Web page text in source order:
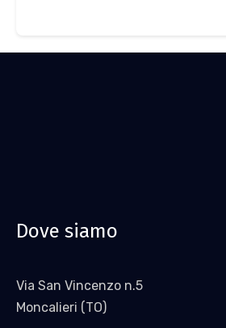
Dove siamo
Via San Vincenzo n.5
Moncalieri (TO)